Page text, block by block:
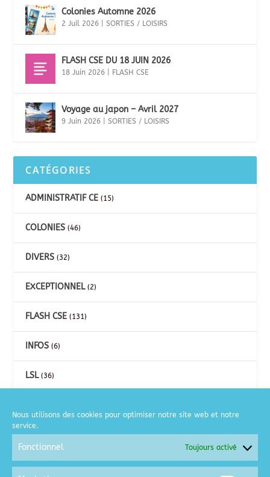
Nous utilisons des cookies pour optimiser notre site web et notre
service.
Fonctionnel Toujours activé
Colonies Automne 2026
2 Juil 2026 |SORTIES / LOISIRS
FLASH CSE DU 18 JUIN 2026
18 Juin 2026 FLASH CSE
Voyage au japon – Avril 2027
9 Juin 2026 |SORTIES / LOISIRS
CATÉGORIES
ADMINISTRATIF CE (15)
COLONIES (46)
DIVERS (32)
EXCEPTIONNEL(2)
FLASH CSE (131)
INFOS (6)
LSL(36)
COURSE A PIED(2)
GOLF